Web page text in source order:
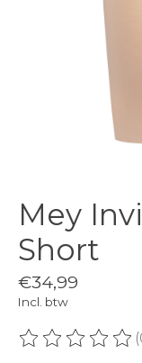
Mey
Short
€34,99
Incl. btw
De beoordeling